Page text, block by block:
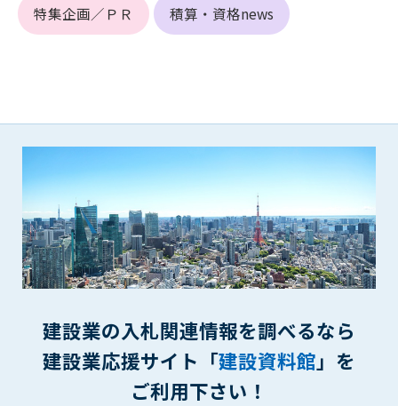
特集企画／ＰＲ 積算・資格news
建設業の入札関連情報を調べるなら
建設業応援サイト「建設資料館」を
ご利用下さい！
(1) 第三者または管理者の著作権、その他知的所有権を侵害す
(6) 管理者が承認していない営利を目的とした行為
(7) 公序良俗に反する行為
(8) 犯罪的行為に結びつく行為
(9) その他、法律に反する行為
(10) 建設資料館から知り得た情報及びダウンロードした情報
を、営利を目的として第三者に転売し、または転売のため
に第三者に提供すること
管理者は、会員が登録した内容が以下に該当する、またはその
恐れのあるものは、会員の承諾なく削除できるものとします。
(1) 登録されている情報が、第6条の定める禁止事項に該当する
と管理者が、判断した場合